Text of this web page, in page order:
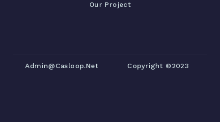
Our Project
Admin@casloop.net Copyright ©2023